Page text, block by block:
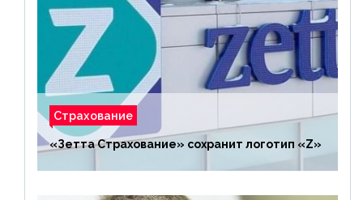
Страхование
«Зетта Страхование» сохранит логотип «Z»